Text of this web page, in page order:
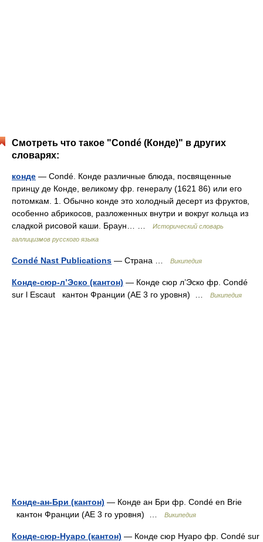
Смотреть что такое "Condé (Конде)" в других
словарях:
конде — Condé. Конде различные блюда, посвященные
принцу де Конде, великому фр. генералу (1621 86) или его
потомкам. 1. Обычно конде это холодный десерт из фруктов,
особенно абрикосов, разложенных внутри и вокруг кольца из
сладкой рисовой каши. Браун… …
Исторический словарь
галлицизмов русского языка
Condé Nast Publications — Страна … Википедия
Конде-сюр-л’Эско (кантон) — Конде сюр л’Эско фр. Condé
sur l Escaut кантон Франции (АЕ 3 го уровня) …
Википедия
Конде-ан-Бри (кантон) — Конде ан Бри фр. Condé en Brie
кантон Франции (АЕ 3 го уровня) …
Википедия
Конде-сюр-Нуаро (кантон) — Конде сюр Нуаро фр. Condé sur